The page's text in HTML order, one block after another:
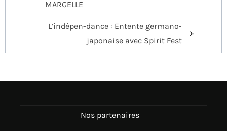
MARGELLE
L’indépen-dance : Entente germano-
japonaise avec Spirit Fest
Nos partenaires